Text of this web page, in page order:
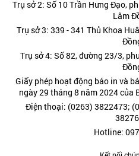
Trụ sở 2: Số 10 Trần Hưng Đạo,
Lâm
Trụ sở 3: 339 - 341 Thủ Khoa
Trụ sở 4: Số 82, đường 23/3,
Giấy phép hoạt động báo in và
ngày 29 tháng 8 năm 2024 của
Điện thoại: (0263) 3822473;
Hotline: